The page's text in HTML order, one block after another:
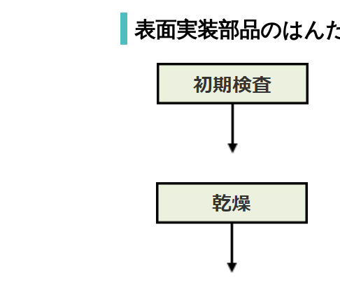
表面実装部品のはん